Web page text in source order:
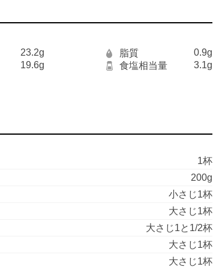
23.2g 脂質
0.9g
19.6g 食塩相当量 3.1g
1杯
200g
小さじ1杯
大さじ1杯
大さじ1と1/2杯
大さじ1杯
大さじ1杯